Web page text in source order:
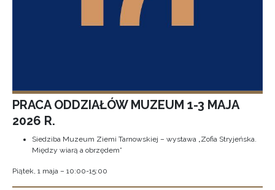
PRACA ODDZIAŁÓW MUZEUM 1-3 MAJA
2026 R.
Siedziba Muzeum Ziemi Tarnowskiej – wystawa „Zofia Stryjeńska.
Między wiarą a obrzędem”
Piątek, 1 maja – 10:00-15:00